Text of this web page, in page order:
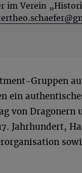
im Verein
Gruppen
ein
von Dragonern
Jahrhundert,